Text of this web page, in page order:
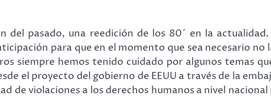
del pasado, una reedición de los 80´ en la
para que en el momento que sea necesario no
siempre hemos tenido cuidado por algunos temas
el proyecto del gobierno de EEUU a través de la
de violaciones a los derechos humanos a nivel